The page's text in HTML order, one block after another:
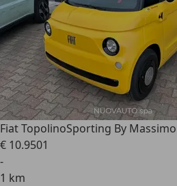
Fiat TopolinoSporting By
€ 10.9501
-
1 km